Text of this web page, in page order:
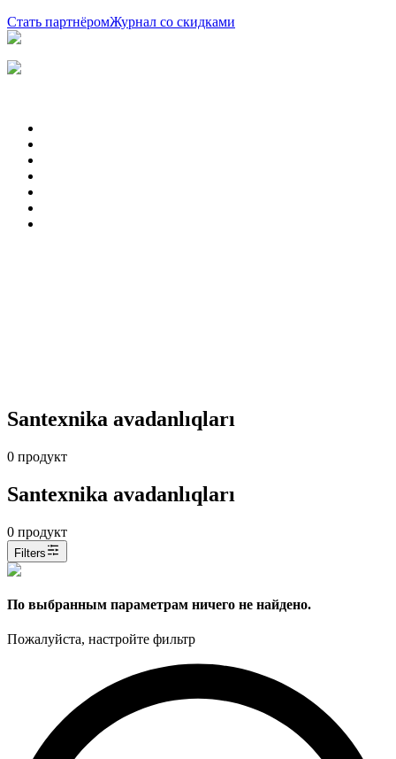
Стать партнёромЖурнал со скидками
Santexnika avadanlıqları
0 продукт
Santexnika avadanlıqları
0 продукт
Filters
По выбранным параметрам ничего не найдено.
Пожалуйста, настройте фильтр